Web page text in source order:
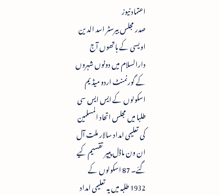
اعتماد نیوز
صدر مجلس بیرسٹر اسد الدین
اویسی کے ہاتھوں آج
دارالسلام میں دونوں شہروں
کے گورنمنٹ اردو میڈیم
اسکولوں کے ایس ایس سی
طلبا میں مجلس اتحاد المسلمین
کی تعلیمی امداد سالار ملت آل
ان ون ماڈل پیپر تقسیم کیے
گئے۔ 87 اسکولوں کے
1932 طلبہ میں یہ تعلیمی امداد